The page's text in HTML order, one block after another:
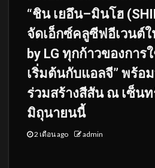
“ชิน เยอึน–มินโฮ
จัดเอ็กซ์คลูซีฟอีเวนต์ใ
by LG ทุกก้าวของกา
เริ่มต้นกับแอลจี” พร้อ
ร่วมสร้างสีสัน ณ เซ็นท
มิถุนายนนี้
2 เดือน ago admin